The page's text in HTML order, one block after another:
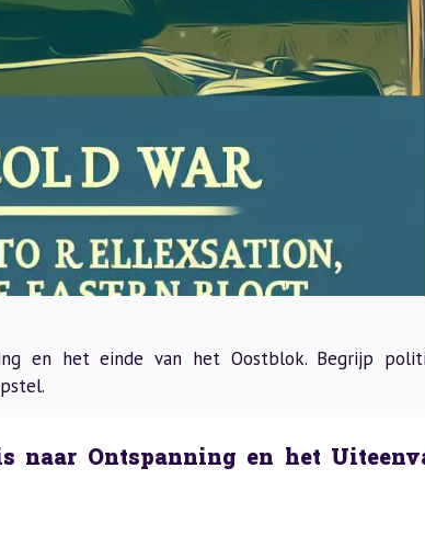
en het einde van het Oostblok. Begrijp
naar Ontspanning en het